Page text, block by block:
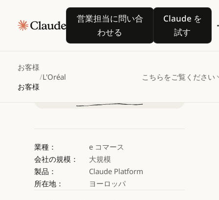
営業担当に問い合
わせる
営業担当に問い合わせる
Claude を
試す
Claude を
お客様
お客様
/L'Oréal こちらをご覧ください
L'Oréal、Claude
を活用して対話型分析を
営業担当に問い合わせる
業種：
e コマース
会社の規模：
大規模
製品：
Claude Platform
所在地：
ヨーロッパ